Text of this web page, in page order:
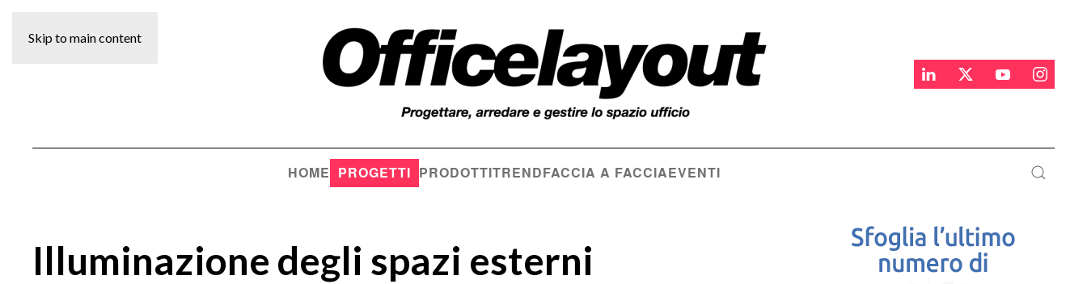
Skip to main content
HOME PROGETTI PRODOTTITRENDFACCIA A FACCIAEVENTI
Illuminazione degli spazi esterni